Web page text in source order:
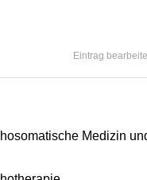
Eintrag
Medizin